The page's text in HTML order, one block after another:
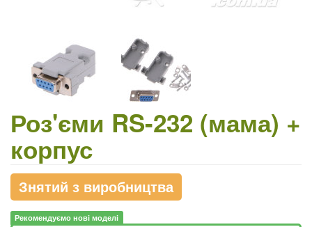
Роз'єми RS-232 (мама) +
корпус
Знятий з виробництва
Рекомендуємо нові моделі